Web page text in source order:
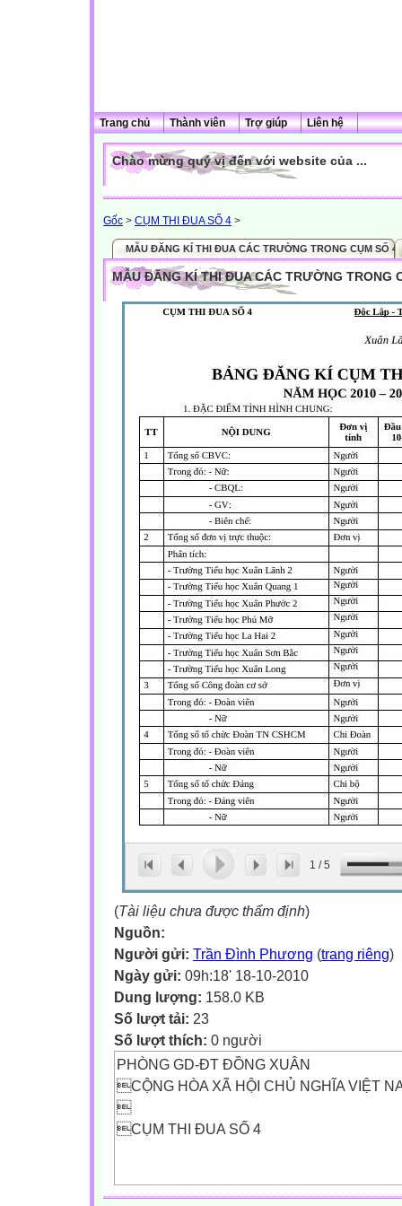
Trang chủ Thành viên Trợ giúp Liên hệ
Chào mừng quý vị đến với website của ...
Gốc > CỤM THI ĐUA SỐ 4 >
MẪU ĐĂNG KÍ THI ĐUA CÁC TRƯỜNG TRONG CỤM SỐ 4
MẪU ĐĂNG KÍ THI ĐUA CÁC TRƯỜNG TRONG
1 /5
(Tài liệu chưa được thẩm định)
Nguồn:
Người gửi: Trần Đình Phương (trang riêng)
Ngày gửi: 09h:18' 18-10-2010
Dung lượng: 158.0 KB
Số lượt tải: 23
Số lượt thích: 0 người
PHÒNG GD-ĐT ĐỒNG XUÂN
CỘNG HÒA XÃ HỘI CHỦ NGHĨA VIỆT

CỤM THI ĐUA SỐ 4
Độc Lập - Tự Do - Hạnh Phúc